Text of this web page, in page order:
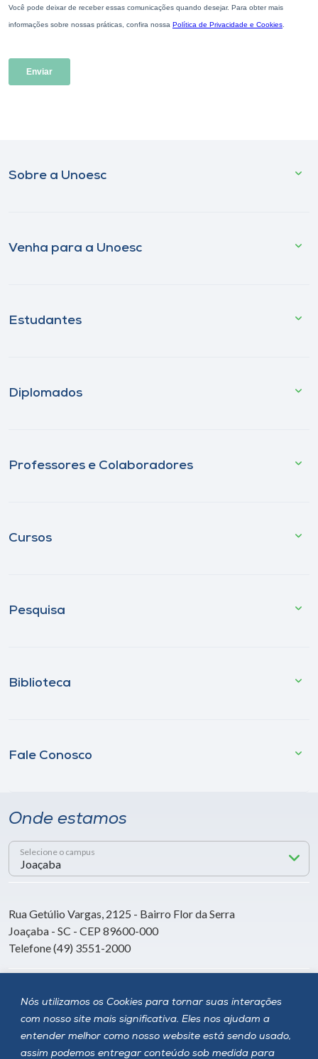
Nós utilizamos os Cookies para tornar suas interações
com nosso site mais significativa. Eles nos ajudam a
entender melhor como nosso website está sendo usado,
assim podemos entregar conteúdo sob medida para
Sobre a Unoesc
Venha para a Unoesc
Estudantes
Diplomados
Professores e Colaboradores
Cursos
Pesquisa
Biblioteca
Fale Conosco
Onde estamos
Selecione o campus
Rua Getúlio Vargas, 2125 - Bairro Flor da Serra
Joaçaba - SC - CEP 89600-000
Telefone (49) 3551-2000
Siga a Unoesc